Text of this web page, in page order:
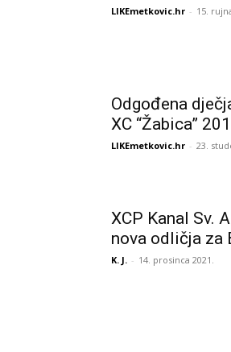
LIKEmetkovic.hr - 15.
Odgođena
XC “Žabica”
LIKEmetkovic.hr - 23.
XCP Kanal Sv.
nova odličja za
K. J. - 14. prosinca 2021.